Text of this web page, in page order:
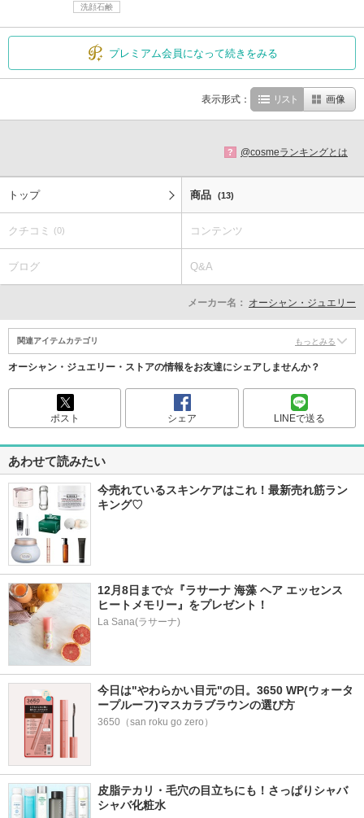
洗顔石鹸
プレミアム会員になって続きをみる
表示形式： リスト 画像
? @cosmeランキングとは
トップ 商品 (13)
クチコミ (0) コンテンツ
ブログ Q&A
メーカー名： オーシャン・ジュエリー
関連アイテムカテゴリ もっとみる
オーシャン・ジュエリー・ストアの情報をお友達にシェアしませんか？
ポスト シェア LINEで送る
あわせて読みたい
今売れているスキンケアはこれ！最新売れ筋ラン
キング♡
12月8日まで☆『ラサーナ 海藻 ヘア エッセンス
ヒートメモリー』をプレゼント！
La Sana(ラサーナ)
今日は"やわらかい目元"の日。3650 WP(ウォータ
ープルーフ)マスカラブラウンの選び方
3650（san roku go zero）
皮脂テカリ・毛穴の目立ちにも！さっぱりシャバ
シャバ化粧水